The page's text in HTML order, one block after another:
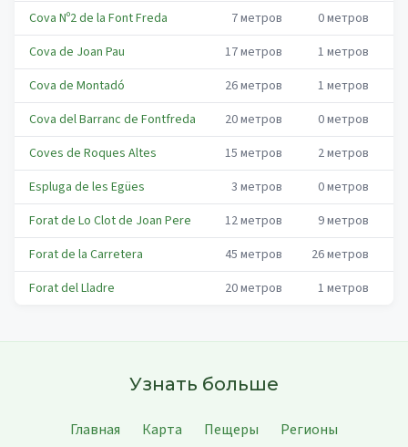
Cova Nº2 de la Font Freda
7метров 0метров
Cova de Joan Pau
17метров 1 метров
Cova de Montadó
26метров 1 метров
Cova del Barranc de Fontfreda
20метров 0метров
Coves de Roques Altes
15 метров 2метров
Espluga de les Egües
3 метров 0метров
Forat de Lo Clot de Joan Pere
12метров 9метров
Forat de la Carretera
45 метров 26метров
Forat del Lladre
20метров 1 метров
Узнать больше
Главная Карта Пещеры Регионы